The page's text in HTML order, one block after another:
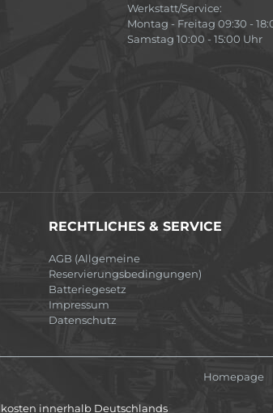
Werkstatt/Service:
Montag - Freitag 09:30 -
Samstag 10:00 - 15:00 Uhr
RECHTLICHES & SERVICE
AGB (Allgemeine
Reservierungsbedingungen)
Batteriegesetz
Impressum
Datenschutz
Homepage
innerhalb Deutschlands